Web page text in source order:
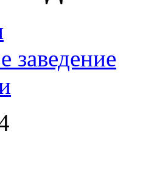
заведение